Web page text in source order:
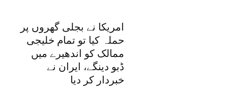
امریکا نے بجلی گھروں پر
حملہ کیا تو تمام خلیجی
ممالک کو اندھیرے میں
ڈبو دینگے، ایران نے
خبردار کر دیا